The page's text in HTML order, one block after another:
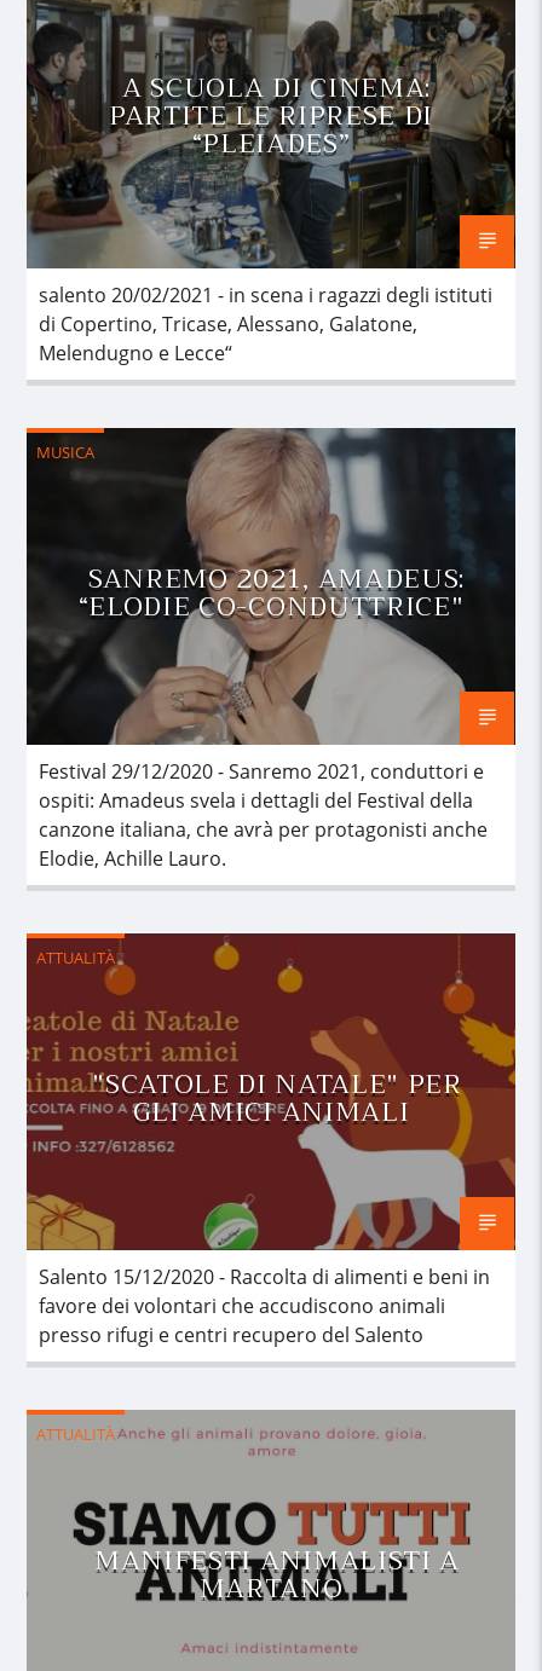
A SCUOLA DI CINEMA:
PARTITE LE RIPRESE DI
“PLEIADES”
salento 20/02/2021 - in scena i ragazzi degli istituti
di Copertino, Tricase, Alessano, Galatone,
Melendugno e Lecce“
MUSICA
SANREMO 2021, AMADEUS:
“ELODIE CO-CONDUTTRICE"
Festival 29/12/2020 - Sanremo 2021, conduttori e
ospiti: Amadeus svela i dettagli del Festival della
canzone italiana, che avrà per protagonisti anche
Elodie, Achille Lauro.
ATTUALITÀ
"SCATOLE DI NATALE" PER
GLI AMICI ANIMALI
Salento 15/12/2020 - Raccolta di alimenti e beni in
favore dei volontari che accudiscono animali
presso rifugi e centri recupero del Salento
ATTUALITÀ
MANIFESTI ANIMALISTI A
MARTANO